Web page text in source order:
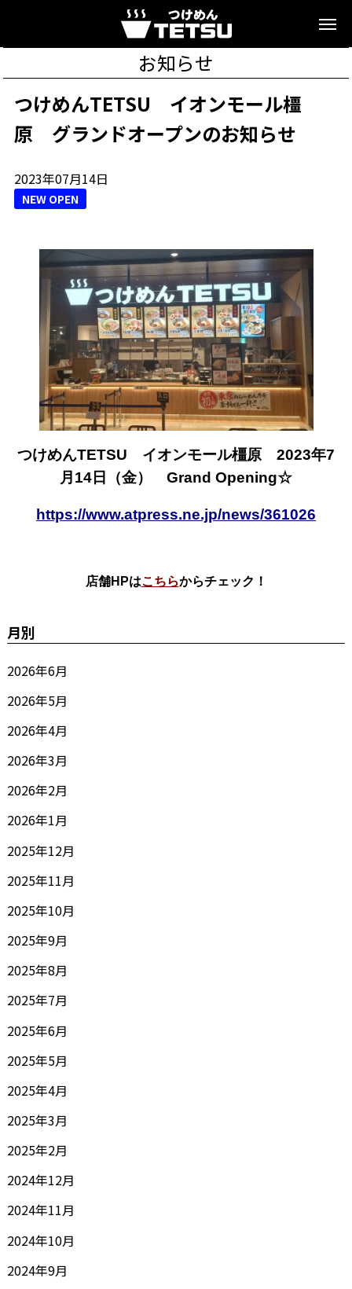
お知らせ
つけめんTETSU イオンモール橿
原 グランドオープンのお知らせ
2023年07月14日
NEW OPEN
つけめんTETSU イオンモール橿原 2023年7
月14日（金） Grand Opening☆
https://www.atpress.ne.jp/news/361026
店舗HPはこちらからチェック！
月別
2026年6月
2026年5月
2026年4月
2026年3月
2026年2月
2026年1月
2025年12月
2025年11月
2025年10月
2025年9月
2025年8月
2025年7月
2025年6月
2025年5月
2025年4月
2025年3月
2025年2月
2024年12月
2024年11月
2024年10月
2024年9月